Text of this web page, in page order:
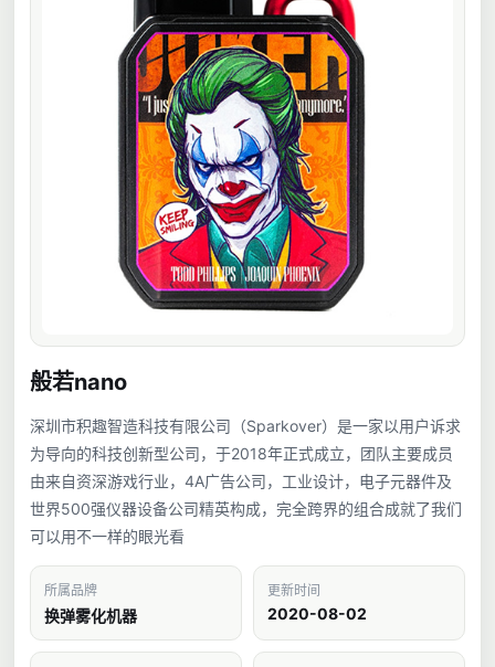
般若nano
深圳市积趣智造科技有限公司（Sparkover）是一家以用户诉求
为导向的科技创新型公司，于2018年正式成立，团队主要成员
由来自资深游戏行业，4A广告公司，工业设计，电子元器件及
世界500强仪器设备公司精英构成，完全跨界的组合成就了我们
可以用不一样的眼光看
所属品牌
换弹雾化机器
更新时间
2020-08-02